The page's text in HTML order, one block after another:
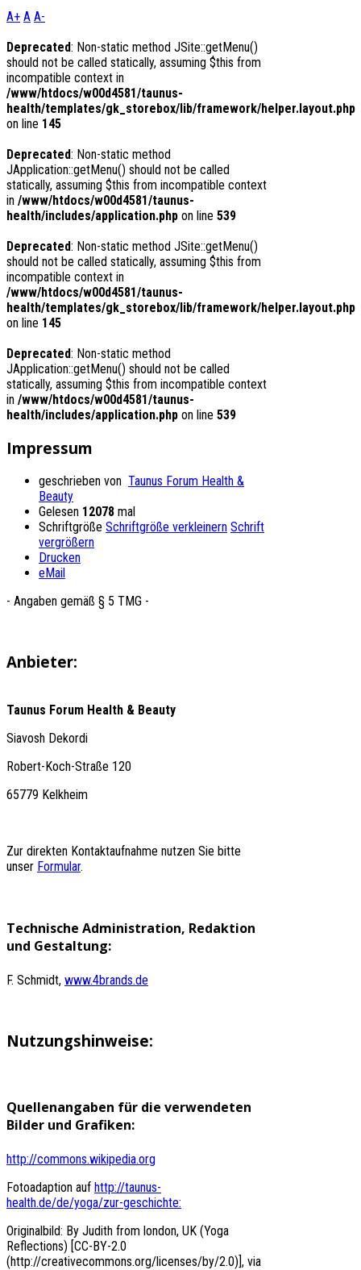
A+ A A-
Deprecated: Non-static method JSite::getMenu()
should not be called statically, assuming $this from
incompatible context in
/www/htdocs/w00d4581/taunus-
health/templates/gk_storebox/lib/framework/helper.layout.php
on line 145
Deprecated: Non-static method
JApplication::getMenu() should not be called
statically, assuming $this from incompatible context
in /www/htdocs/w00d4581/taunus-
health/includes/application.php on line 539
Deprecated: Non-static method JSite::getMenu()
should not be called statically, assuming $this from
incompatible context in
/www/htdocs/w00d4581/taunus-
health/templates/gk_storebox/lib/framework/helper.layout.php
on line 145
Deprecated: Non-static method
JApplication::getMenu() should not be called
statically, assuming $this from incompatible context
in /www/htdocs/w00d4581/taunus-
health/includes/application.php on line 539
Impressum
geschrieben von Taunus Forum Health &
Beauty
Gelesen 12078 mal
Schriftgröße Schriftgröße verkleinern Schrift
vergrößern
Drucken
eMail
- Angaben gemäß § 5 TMG -
Anbieter:
Taunus Forum Health & Beauty
Siavosh Dekordi
Robert-Koch-Straße 120
65779 Kelkheim
Zur direkten Kontaktaufnahme nutzen Sie bitte
unser Formular.
Technische Administration, Redaktion
und Gestaltung:
F. Schmidt, www.4brands.de
Nutzungshinweise:
Quellenangaben für die verwendeten
Bilder und Grafiken:
http://commons.wikipedia.org
Fotoadaption auf http://taunus-
health.de/de/yoga/zur-geschichte:
Originalbild: By Judith from london, UK (Yoga
Reflections) [CC-BY-2.0
(http://creativecommons.org/licenses/by/2.0)], via